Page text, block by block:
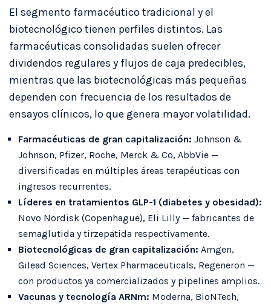
El segmento farmacéutico tradicional y el
biotecnológico tienen perfiles distintos. Las
farmacéuticas consolidadas suelen ofrecer
dividendos regulares y flujos de caja predecibles,
mientras que las biotecnológicas más pequeñas
dependen con frecuencia de los resultados de
ensayos clínicos, lo que genera mayor volatilidad.
Farmacéuticas de gran capitalización: Johnson &
Johnson, Pfizer, Roche, Merck & Co, AbbVie —
diversificadas en múltiples áreas terapéuticas con
ingresos recurrentes.
Líderes en tratamientos GLP-1 (diabetes y obesidad):
Novo Nordisk (Copenhague), Eli Lilly — fabricantes de
semaglutida y tirzepatida respectivamente.
Biotecnológicas de gran capitalización: Amgen,
Gilead Sciences, Vertex Pharmaceuticals, Regeneron —
con productos ya comercializados y pipelines amplios.
Vacunas y tecnología ARNm: Moderna, BioNTech,